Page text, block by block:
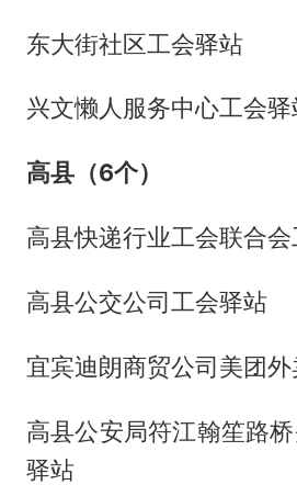
东大街社区工会驿站
兴文懒人服务中心工会驿
高县（6个）
高县快递行业工会联合
高县公交公司工会驿站
宜宾迪朗商贸公司美团
高县公安局符江翰笙路
驿站